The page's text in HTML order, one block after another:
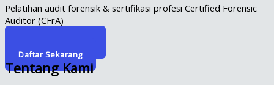
Pelatihan audit forensik & sertifikasi profesi Certified Forensic
Auditor (CFrA)
Daftar Sekarang
Tentang Kami